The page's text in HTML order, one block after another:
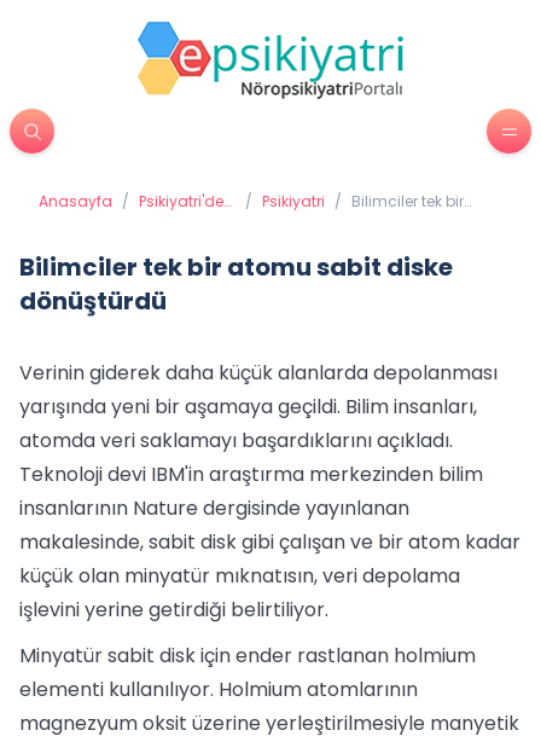
Anasayfa / Psikiyatri'de
/ Psikiyatri / Bilimciler tek bir
Bilimciler tek bir atomu sabit diske
dönüştürdü
Verinin giderek daha küçük alanlarda depolanması
yarışında yeni bir aşamaya geçildi. Bilim insanları,
atomda veri saklamayı başardıklarını açıkladı.
Teknoloji devi IBM'in araştırma merkezinden bilim
insanlarının Nature dergisinde yayınlanan
makalesinde, sabit disk gibi çalışan ve bir atom kadar
küçük olan minyatür mıknatısın, veri depolama
işlevini yerine getirdiği belirtiliyor.
Minyatür sabit disk için ender rastlanan holmium
elementi kullanılıyor. Holmium atomlarının
magnezyum oksit üzerine yerleştirilmesiyle manyetik